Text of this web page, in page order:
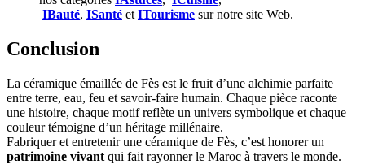
IBauté, ISanté et ITourisme sur notre site Web.
Conclusion
La céramique émaillée de Fès est le fruit d’une alchimie parfaite
entre terre, eau, feu et savoir-faire humain. Chaque pièce raconte
une histoire, chaque motif reflète un univers symbolique et chaque
couleur témoigne d’un héritage millénaire.
Fabriquer et entretenir une céramique de Fès, c’est honorer un
patrimoine vivant qui fait rayonner le Maroc à travers le monde.